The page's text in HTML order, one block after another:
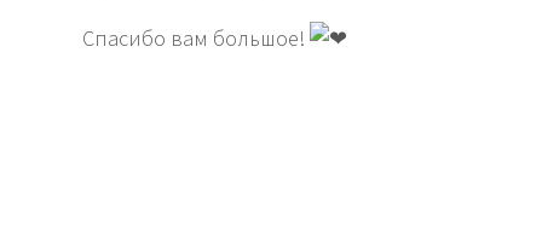
Спасибо вам большое!